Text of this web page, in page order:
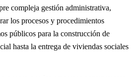
compleja gestión administrativa,
los procesos y procedimientos
públicos para la construcción de
hasta la entrega de viviendas sociales